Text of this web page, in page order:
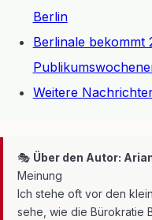
Berlin
Berlinale bekommt
Weitere
🎭 Über den Autor:
Meinung
Ich stehe oft vor den
sehe, wie die Bürokratie